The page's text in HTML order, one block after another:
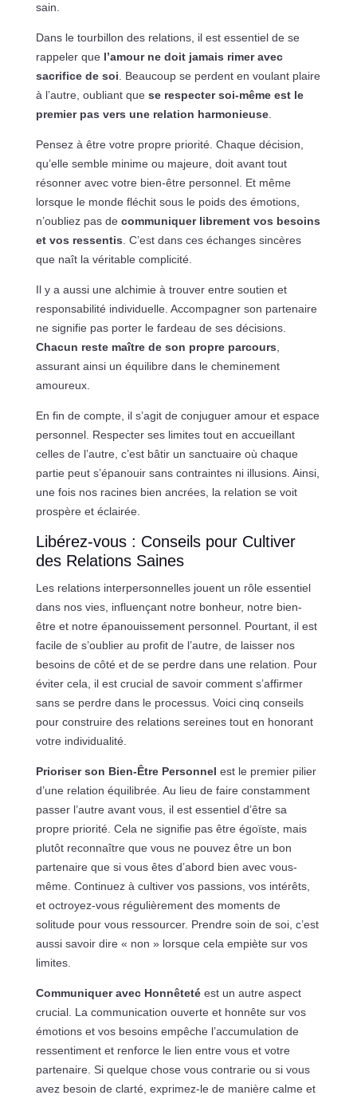
sain.
Dans le tourbillon des relations, il est essentiel de se
rappeler que l’amour ne doit jamais rimer avec
sacrifice de soi . Beaucoup se perdent en voulant plaire
à l’autre, oubliant que se respecter soi-même est le
premier pas vers une relation harmonieuse.
Pensez à être votre propre priorité. Chaque décision,
qu’elle semble minime ou majeure, doit avant tout
résonner avec votre bien-être personnel. Et même
lorsque le monde fléchit sous le poids des émotions,
n’oubliez pas de communiquer librement vos besoins
et vos ressentis . C’est dans ces échanges sincères
que naît la véritable complicité.
Il y a aussi une alchimie à trouver entre soutien et
responsabilité individuelle. Accompagner son partenaire
ne signifie pas porter le fardeau de ses décisions.
Chacun reste maître de son propre parcours
assurant ainsi un équilibre dans le cheminement
amoureux.
En fin de compte, il s’agit de conjuguer amour et espace
personnel. Respecter ses limites tout en accueillant
celles de l’autre, c’est bâtir un sanctuaire où chaque
partie peut s’épanouir sans contraintes ni illusions. Ainsi,
une fois nos racines bien ancrées, la relation se voit
prospère et éclairée.
Libérez-vous : Conseils pour Cultiver
des Relations Saines
Les relations interpersonnelles jouent un rôle essentiel
dans nos vies, influençant notre bonheur, notre bien-
être et notre épanouissement personnel. Pourtant, il est
facile de s’oublier au profit de l’autre, de laisser nos
besoins de côté et de se perdre dans une relation. Pour
éviter cela, il est crucial de savoir comment s’affirmer
sans se perdre dans le processus. Voici cinq conseils
pour construire des relations sereines tout en honorant
votre individualité.
Prioriser son Bien-Être Personnel est le premier pilier
d’une relation équilibrée. Au lieu de faire constamment
passer l’autre avant vous, il est essentiel d’être sa
propre priorité. Cela ne signifie pas être égoïste, mais
plutôt reconnaître que vous ne pouvez être un bon
partenaire que si vous êtes d’abord bien avec vous-
même. Continuez à cultiver vos passions, vos intérêts,
et octroyez-vous régulièrement des moments de
solitude pour vous ressourcer. Prendre soin de soi, c’est
aussi savoir dire « non » lorsque cela empiète sur vos
limites.
Communiquer avec Honnêtetéest un autre aspect
crucial. La communication ouverte et honnête sur vos
émotions et vos besoins empêche l’accumulation de
ressentiment et renforce le lien entre vous et votre
partenaire. Si quelque chose vous contrarie ou si vous
avez besoin de clarté, exprimez-le de manière calme et